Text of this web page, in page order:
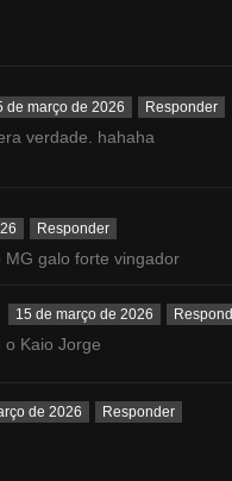
de março de 2026 Responder
verdade. hahaha
Responder
MG galo forte vingador
15 de março de 2026
o Kaio Jorge
de 2026 Responder